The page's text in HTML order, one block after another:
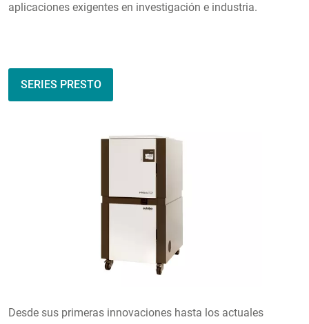
aplicaciones exigentes en investigación e industria.
SERIES PRESTO
Desde sus primeras innovaciones hasta los actuales